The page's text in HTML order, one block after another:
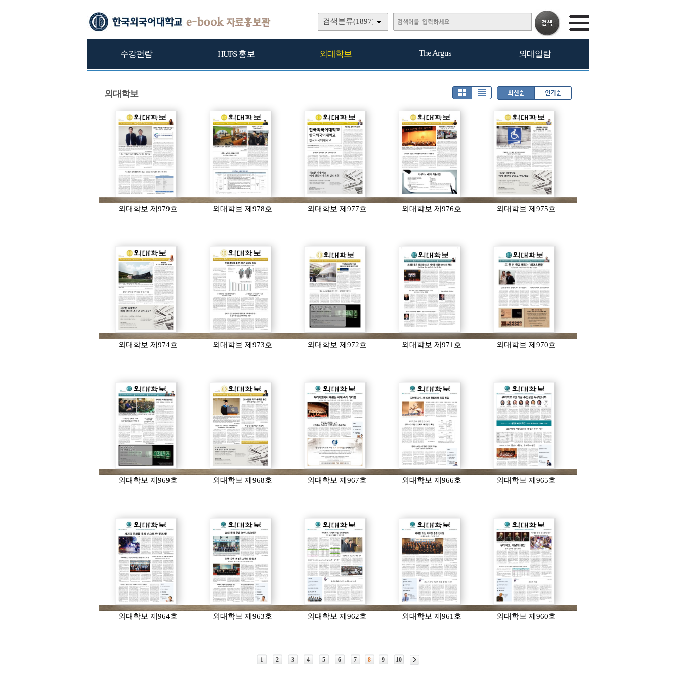
검색분류(1897)
수강편람 HUFS 홍보 외대학보 The Argus 외대일람
외대학보
외대학보 제979호 외대학보 제978호 외대학보 제977호 외대학보 제976호 외대학보 제975호
외대학보 제974호 외대학보 제973호 외대학보 제972호 외대학보 제971호 외대학보 제970호
외대학보 제969호 외대학보 제968호 외대학보 제967호 외대학보 제966호 외대학보 제965호
외대학보 제964호 외대학보 제963호 외대학보 제962호 외대학보 제961호 외대학보 제960호
1 2 3 4 5 6 7 8 9 10